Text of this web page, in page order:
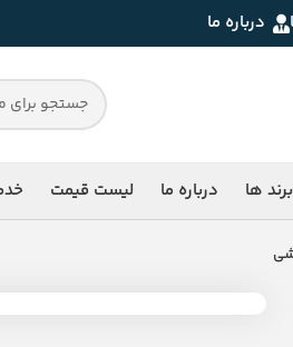
درباره ما
برند ها درباره ما لیست قیمت